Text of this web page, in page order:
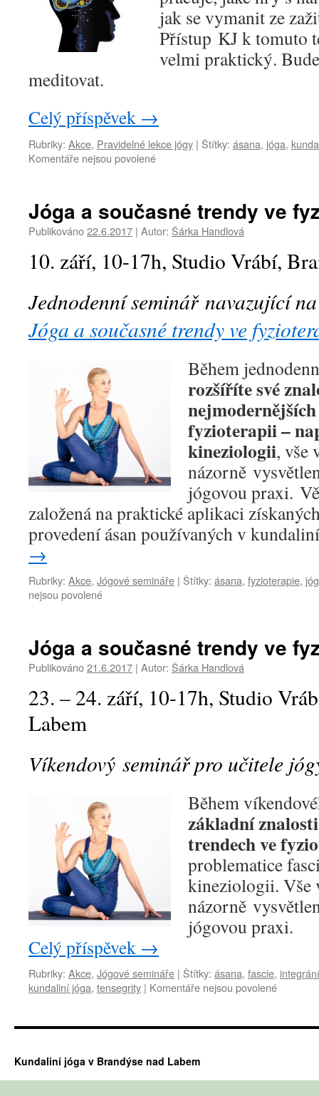
jak se vymanit ze
Přístup KJ k tomuto
velmi praktický.
meditovat.
Celý příspěvek →
Rubriky: Akce, Pravidelné lekce jógy | Štítky: ásana, jóga,
Komentáře nejsou povolenéu
Jak
zkrotit
Jóga a současné trendy ve
Publikováno22.6.2017 | Autor: Šárka Handlová
10. září, 10-17h, Studio Vrábí,
Jednodenní seminář navazující
Jóga a současné trendy ve
Během
rozšíříte své
fyzioterapii–
kineziologii, vše
názorně
jógovou praxi.
založená na praktické aplikaci
provedení ásan používaných v
→
Rubriky: Akce, Jógové semináře | Štítky: ásana, fyzioterapie,
nejsou povolenéu
Jóga
a
trendy
ve
Jóga a současné trendy ve
Publikováno21.6.2017 | Autor: Šárka Handlová
23. – 24. září, 10-17h, Studio
Labem
Víkendový seminář pro učitele
Během
základní
trendech ve
problematice
kineziologii. Vše
názorně
jógovou praxi.
Celý příspěvek →
Rubriky: Akce, Jógové semináře | Štítky: ásana, fascie,
kundaliní jóga, tensegrity | Komentáře nejsou povolenéu
názvem
Kundaliní jóga v Brandýse nad Labem